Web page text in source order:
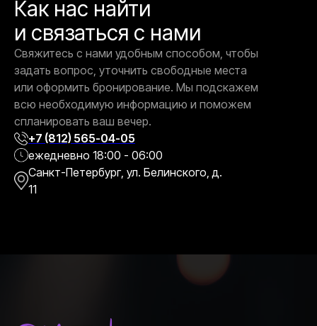
Как нас найти
и связаться с нами
Свяжитесь с нами удобным способом, чтобы
задать вопрос, уточнить свободные места
или оформить бронирование. Мы подскажем
всю необходимую информацию и поможем
спланировать ваш вечер.
+7 (812) 565-04-05
ежедневно 18:00 - 06:00
Санкт-Петербург, ул. Белинского, д.
11